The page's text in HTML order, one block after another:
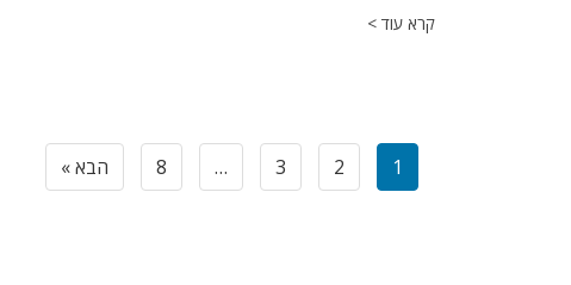
קרא עוד >
1
2
3
…
8 הבא »